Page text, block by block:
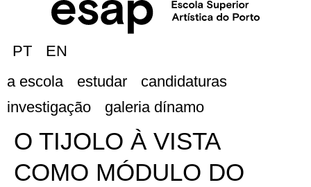
PT
EN
a escola
estudar
candidaturas
investigação
galeria dínamo
O TIJOLO À VISTA
COMO MÓDULO DO